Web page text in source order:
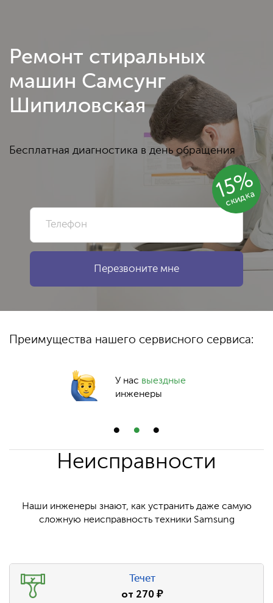
15%
скидка
Ремонт стиральных
машин Самсунг
Шипиловская
Бесплатная диагностика в день обращения
Преимущества нашего сервисного сервиса:
У нас выездные
инженеры
Неисправности
Наши инженеры знают, как устранить даже самую
сложную неисправность техники Samsung
Течет
от 270₽